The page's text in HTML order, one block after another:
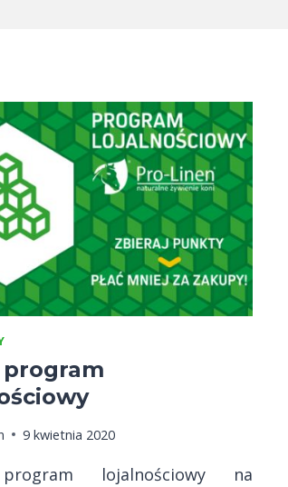
program
9 kwietnia 2020
lojalnościowy na